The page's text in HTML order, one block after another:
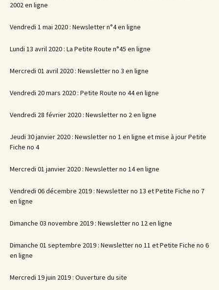
2002 en ligne
Vendredi 1 mai 2020 : Newsletter n°4 en ligne
Lundi 13 avril 2020 : La Petite Route n°45 en ligne
Mercredi 01 avril 2020 : Newsletter no 3 en ligne
Vendredi 20 mars 2020 : Petite Route no 44 en ligne
Vendredi 28 février 2020 : Newsletter no 2 en ligne
Jeudi 30 janvier 2020 : Newsletter no 1 en ligne et mise à jour Petite
Fiche no 4
Mercredi 01 janvier 2020 : Newsletter no 14 en ligne
Vendredi 06 décembre 2019 : Newsletter no 13 et Petite Fiche no 7
en ligne
Dimanche 03 novembre 2019 : Newsletter no 12 en ligne
Dimanche 01 septembre 2019 : Newsletter no 11 et Petite Fiche no 6
en ligne
Mercredi 19 juin 2019 : Ouverture du site